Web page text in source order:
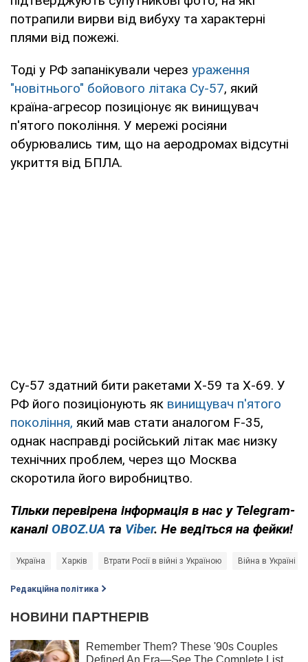
потрапили вирви від вибуху та характерні
плями від пожежі.
Тоді у РФ запанікували через ураження
"новітнього" бойового літака Су-57, який
країна-агресор позиціонує як винищувач
п'ятого покоління. У мережі росіяни
обурювались тим, що на аеродромах відсутні
укриття від БПЛА.
Су-57 здатний бити ракетами Х-59 та Х-69. У
РФ його позиціонують як винищувач п'ятого
покоління, який мав стати аналогом F-35,
однак насправді російський літак має низку
технічних проблем, через що Москва
скоротила його виробництво.
Тільки перевірена інформація в нас у Telegram-
каналі OBOZ.UA та Viber. Не ведіться на фейки!
Україна Харків Втрати Росії в війні з Україною Війна в Україні
Редакційна політика